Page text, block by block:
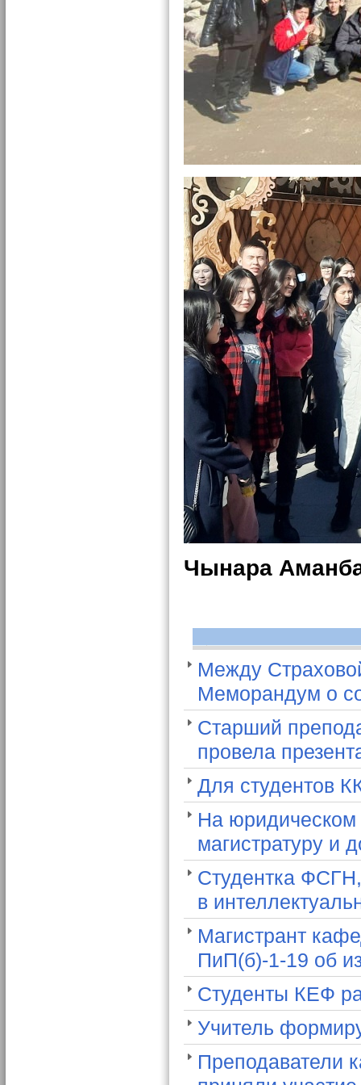
Чынара
Между
Меморандум о
Старший
провела
Для студентов
На юридическом
магистратуру и
Студентка
в
Магистрант
ПиП(б)-1-19 об
Студенты КЕФ
Учитель
Преподаватели